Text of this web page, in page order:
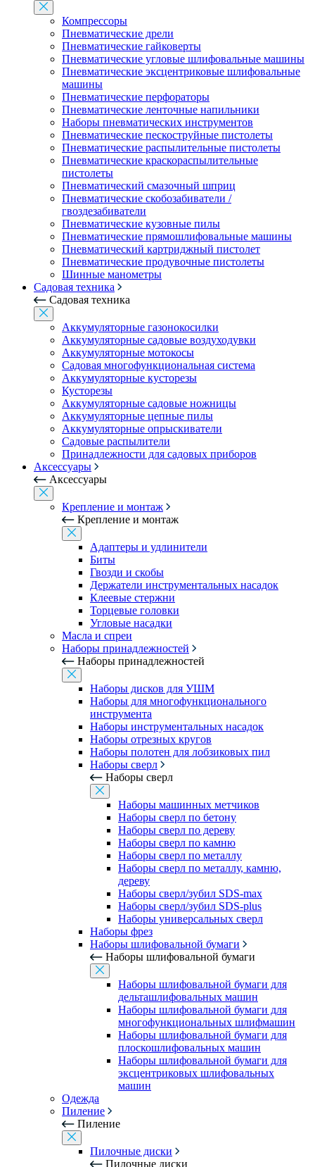
Компрессоры
Пневматические дрели
Пневматические гайковерты
Пневматические угловые шлифовальные машины
Пневматические эксцентриковые шлифовальные
машины
Пневматические перфораторы
Пневматические ленточные напильники
Наборы пневматических инструментов
Пневматические пескоструйные пистолеты
Пневматические распылительные пистолеты
Пневматические краскораспылительные
пистолеты
Пневматический смазочный шприц
Пневматические скобозабиватели /
гвоздезабиватели
Пневматические кузовные пилы
Пневматические прямошлифовальные машины
Пневматический картриджный пистолет
Пневматические продувочные пистолеты
Шинные манометры
Садовая техника
Садовая техника
Аккумуляторные газонокосилки
Аккумуляторные садовые воздуходувки
Аккумуляторные мотокосы
Садовая многофункциональная система
Аккумуляторные кусторезы
Кусторезы
Аккумуляторные садовые ножницы
Аккумуляторные цепные пилы
Аккумуляторные опрыскиватели
Садовые распылители
Принадлежности для садовых приборов
Аксессуары
Аксессуары
Крепление и монтаж
Крепление и монтаж
Адаптеры и удлинители
Биты
Гвозди и скобы
Держатели инструментальных насадок
Клеевые стержни
Торцевые головки
Угловые насадки
Масла и спреи
Наборы принадлежностей
Наборы принадлежностей
Наборы дисков для УШМ
Наборы для многофункционального
инструмента
Наборы инструментальных насадок
Наборы отрезных кругов
Наборы полотен для лобзиковых пил
Наборы сверл
Наборы сверл
Наборы машинных метчиков
Наборы сверл по бетону
Наборы сверл по дереву
Наборы сверл по камню
Наборы сверл по металлу
Наборы сверл по металлу, камню,
дереву
Наборы сверл/зубил SDS-max
Наборы сверл/зубил SDS-plus
Наборы универсальных сверл
Наборы фрез
Наборы шлифовальной бумаги
Наборы шлифовальной бумаги
Наборы шлифовальной бумаги для
дельташлифовальных машин
Наборы шлифовальной бумаги для
многофункциональных шлифмашин
Наборы шлифовальной бумаги для
плоскошлифовальных машин
Наборы шлифовальной бумаги для
эксцентриковых шлифовальных
машин
Одежда
Пиление
Пиление
Пилочные диски
Пилочные диски